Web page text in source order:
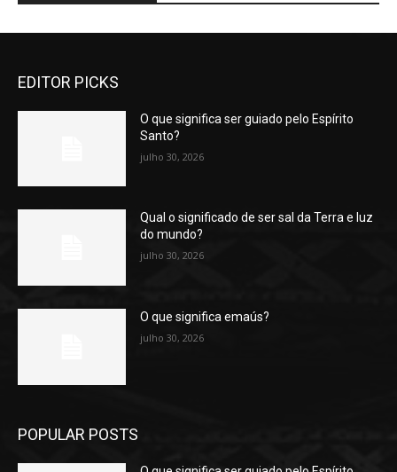
EDITOR PICKS
O que significa ser guiado pelo Espírito
Santo?
julho 30, 2026
Qual o significado de ser sal da Terra e luz
do mundo?
julho 30, 2026
O que significa emaús?
julho 30, 2026
POPULAR POSTS